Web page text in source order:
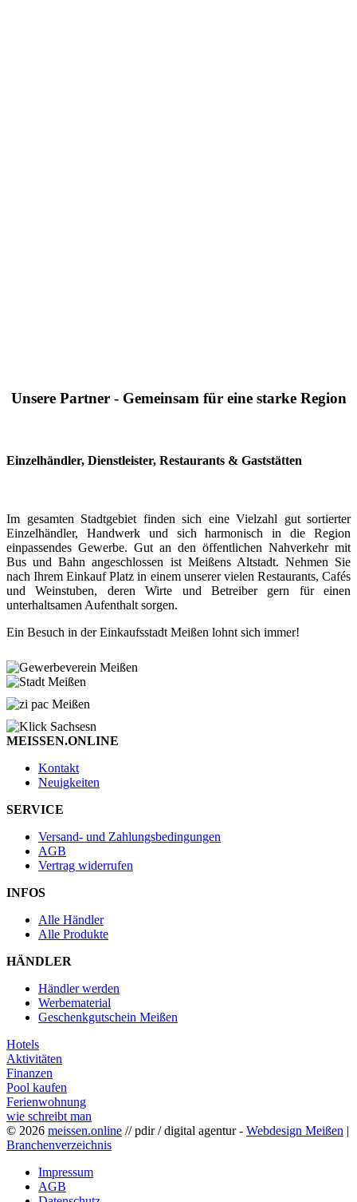
Unsere Partner - Gemeinsam für eine starke Region
Einzelhändler, Dienstleister, Restaurants & Gaststätten
Im gesamten Stadtgebiet finden sich eine Vielzahl gut sortierter
Einzelhändler, Handwerk und sich harmonisch in die Region
einpassendes Gewerbe. Gut an den öffentlichen Nahverkehr mit
Bus und Bahn angeschlossen ist Meißens Altstadt. Nehmen Sie
nach Ihrem Einkauf Platz in einem unserer vielen Restaurants, Cafés
und Weinstuben, deren Wirte und Betreiber gern für einen
unterhaltsamen Aufenthalt sorgen.
Ein Besuch in der Einkaufsstadt Meißen lohnt sich immer!
MEISSEN.ONLINE
Kontakt
Neuigkeiten
SERVICE
Versand- und Zahlungsbedingungen
AGB
Vertrag widerrufen
INFOS
Alle Händler
Alle Produkte
HÄNDLER
Händler werden
Werbematerial
Geschenkgutschein Meißen
Hotels
Aktivitäten
Finanzen
Pool kaufen
Ferienwohnung
wie schreibt man
© 2026 meissen.online // pdir / digital agentur - Webdesign Meißen |
Branchenverzeichnis
Impressum
AGB